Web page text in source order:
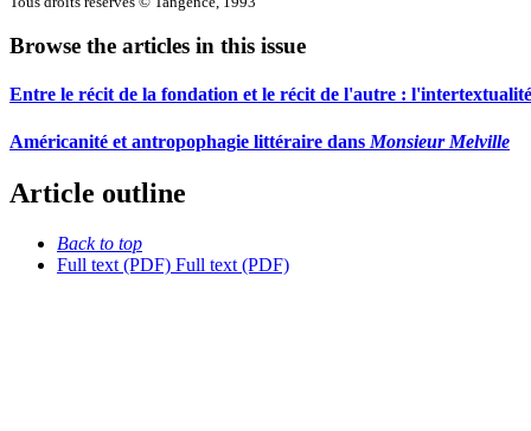
Browse the articles in this issue
Entre le récit de la fondation et le récit de l'autre :
Américanité et antropophagie littéraire dans Monsieur Melville
Article outline
Back to top
Full text (PDF) Full text (PDF)